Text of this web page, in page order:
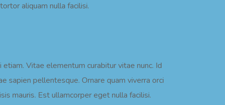
aliquam nulla facilisi.
Vitae elementum curabitur vitae nunc. Id
sapien pellentesque. Ornare quam viverra orci
mauris. Est ullamcorper eget nulla facilisi.